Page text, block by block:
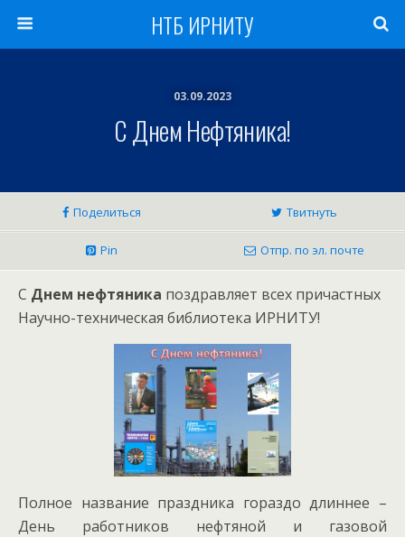
НТБ ИРНИТУ
03.09.2023
С Днем Нефтяника!
Поделиться Твитнуть
Pin Отпр. по эл. почте
С Днем нефтяника поздравляет всех причастных
Научно-техническая библиотека ИРНИТУ!
Полное название праздника гораздо длиннее –
День работников нефтяной и газовой